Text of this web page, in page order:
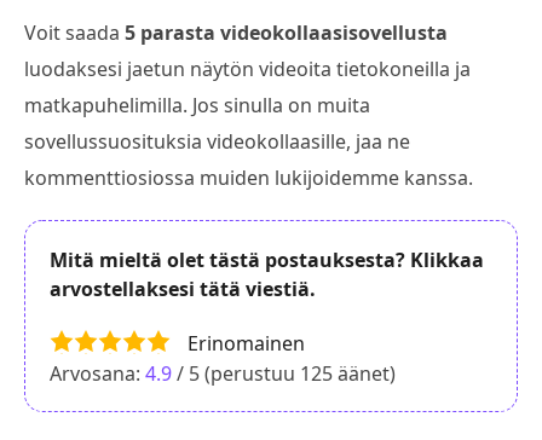
Voit saada 5 parasta videokollaasisovellusta
luodaksesi jaetun näytön videoita tietokoneilla ja
matkapuhelimilla. Jos sinulla on muita
sovellussuosituksia videokollaasille, jaa ne
kommenttiosiossa muiden lukijoidemme kanssa.
Mitä mieltä olet tästä postauksesta? Klikkaa
arvostellaksesi tätä viestiä.
Erinomainen
Arvosana: 4.9/ 5 (perustuu 125äänet)